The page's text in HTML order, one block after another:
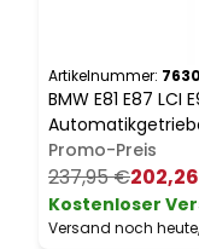
Artikelnummer:
BMW E81 E87 LCI
Automatikgetriebe
Promo-Preis
237,95 €
Kostenloser
Versand noch